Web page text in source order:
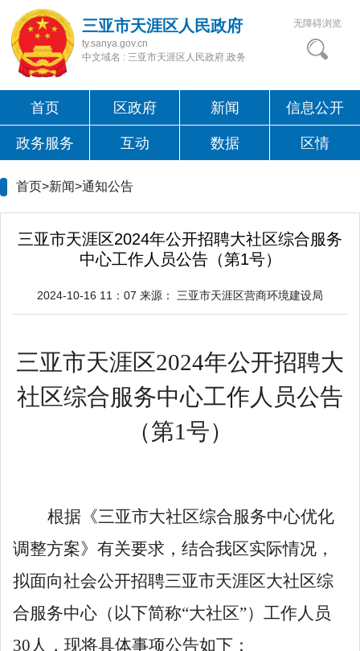
三亚市天涯区人民政府
ty.sanya.gov.cn
中文域名 : 三亚市天涯区人民政府.政务
无障碍浏览
首页 区政府 新闻 信息公开
政务服务 互动 数据 区情
首页>新闻>通知公告
三亚市天涯区2024年公开招聘大社区综合服务
中心工作人员公告（第1号）
2024-10-16 11：07 来源： 三亚市天涯区营商环境建设局
三亚市天涯区2024年公开招聘大
社区综合服务中心工作人员公告
（第1号）
根据《三亚市大社区综合服务中心优化
调整方案》有关要求，结合我区实际情况 ，
拟面向社会公开招聘三亚市天涯区大社区综
合服务中心（以下简称“大社区”） 工作人员
30 人，现将具体事项公告如下 ：